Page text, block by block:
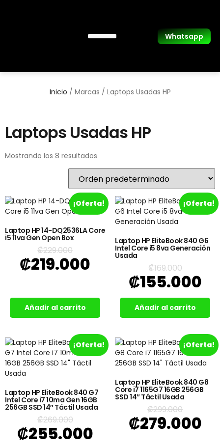
Whatsapp
Inicio / Marcas / Laptops Usadas HP
Laptops Usadas HP
Mostrando los 8 resultados
¡Oferta!
Laptop HP 14-DQ2536LA Core
i5 11va Gen Open Box
₡229.000
₡219.000
Añadir al carrito
¡Oferta!
Laptop HP EliteBook 840 G6
Intel Core i5 8va Generación
Usada
₡169.000
₡155.000
Añadir al carrito
¡Oferta!
Laptop HP EliteBook 840 G7
Intel Core i7 10ma Gen 16GB
256GB SSD 14″ Táctil Usada
₡269.000
₡255.000
¡Oferta!
Laptop HP EliteBook 840 G8
Core i7 1165G7 16GB 256GB
SSD 14″ Táctil Usada
₡299.000
₡279.000